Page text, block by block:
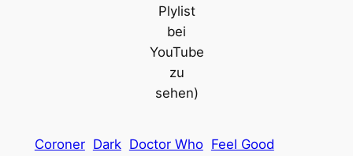
Plylist
bei
YouTube
zu
sehen)
Coroner Dark Doctor Who Feel Good